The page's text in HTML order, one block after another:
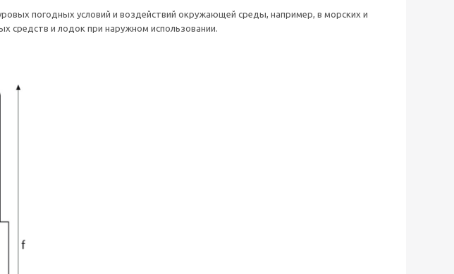
погодных условий и воздействий окружающей среды, например, в морских и
средств и лодок при наружном использовании.